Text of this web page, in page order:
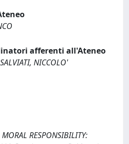
afferenti all'Ateneo
NICCOLO'
RESPONSIBILITY: